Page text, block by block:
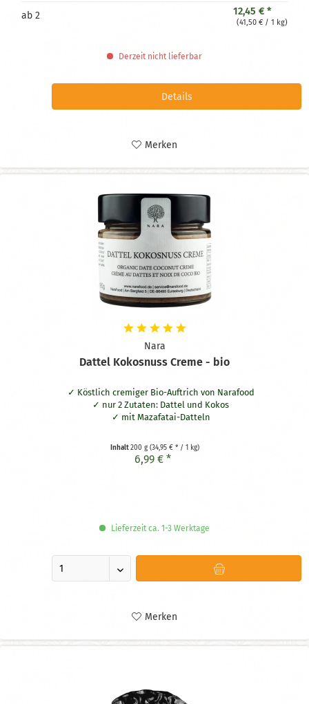
ab 2 12,45 € *
(41,50 € / 1 kg)
Derzeit nicht lieferbar
Details
Merken
Nara
Dattel Kokosnuss Creme - bio
Köstlich cremiger Bio-Auftrich von Narafood
nur 2 Zutaten: Dattel und Kokos
mit Mazafatai-Datteln
Inhalt200 g (34,95 € * / 1 kg)
6,99 € *
Lieferzeit ca. 1-3 Werktage
Merken